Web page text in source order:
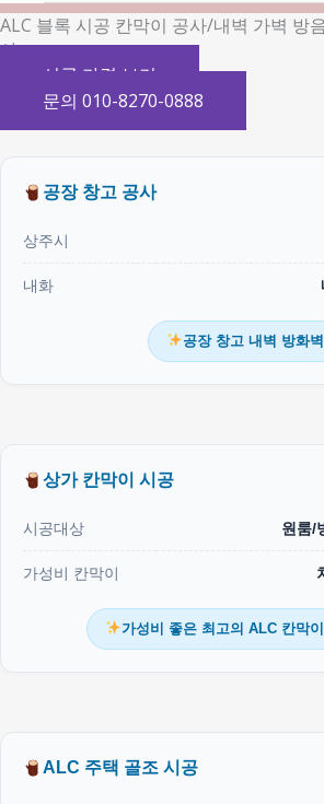
ALC 블록 시공 칸막이 공사/내벽 가벽 방
사
시공 가격 보기
문의 010-8270-0888
공장 창고 공사
상주시
내화
공장 창고 내벽 방화벽
상가 칸막이 시공
시공대상 원룸/
가성비 칸막이
가성비 좋은 최고의 ALC 칸막
ALC 주택 골조 시공